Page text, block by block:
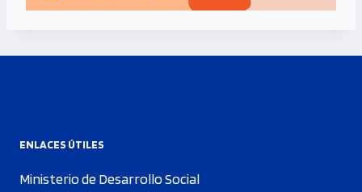
ENLACES ÚTILES
Ministerio de Desarrollo Social